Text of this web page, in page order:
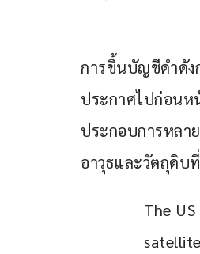
การขึ้นบัญชีดำดัง
ประกาศไปก่อนห
ประกอบการหลา
อาวุธและวัตถุดิบ
The